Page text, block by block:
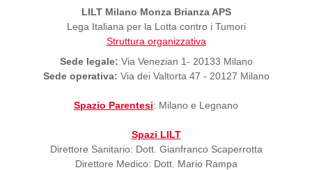
LILT Milano Monza Brianza APS
Lega Italiana per la Lotta contro i Tumori
Struttura organizzativa
Sede legale: Via Venezian 1- 20133 Milano
Sede operativa: Via dei Valtorta 47 - 20127 Milano
Spazio Parentesi: Milano e Legnano
Spazi LILT
Direttore Sanitario: Dott. Gianfranco Scaperrotta
Direttore Medico: Dott. Mario Rampa